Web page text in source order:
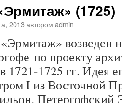
(1725)
2013 автором admin
возведен
по проекту
1721-1725 гг. Идея
I из Восточной
Петергофский